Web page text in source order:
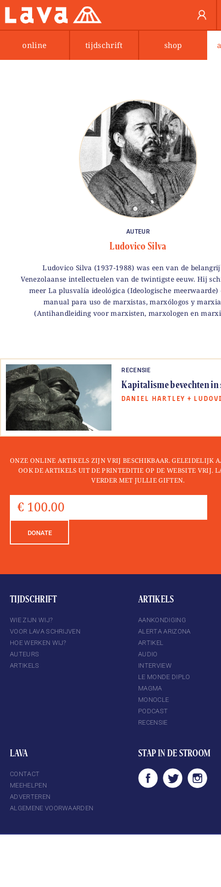
online tijdschrift shop
AUTEUR
Ludovico Silva
Ludovico Silva (1937-1988) was een van de
Venezolaanse intellectuelen van de twintigste eeuw. Hij
meer La plusvalía ideológica (Ideologische
manual para uso de marxistas, marxólogos y
(Antihandleiding voor marxisten, marxologen en
RECENSIE
Kapitalisme bevechten
DANIEL HARTLEY +
ONZE ONLINE ARTIKELS ZIJN VRIJ BESCHIKBAAR. GELEIDELIJK
OOK DE ARTIKELS UIT DE PRINTEDITIE OP DE WEBSITE VRIJ.
VERDER MET JULLIE GIFTEN.
DONATE
TIJDSCHRIFT
WIE ZIJN WIJ?
VOOR LAVA SCHRIJVEN
HOE WERKEN WIJ?
AUTEURS
ARTIKELS
ARTIKELS
AANKONDIGING
ALERTA ARIZONA
ARTIKEL
AUDIO
INTERVIEW
LE MONDE DIPLO
MAGMA
MONOCLE
PODCAST
RECENSIE
LAVA
CONTACT
MEEHELPEN
ADVERTEREN
ALGEMENE VOORWAARDEN
STAP IN DE STROOM